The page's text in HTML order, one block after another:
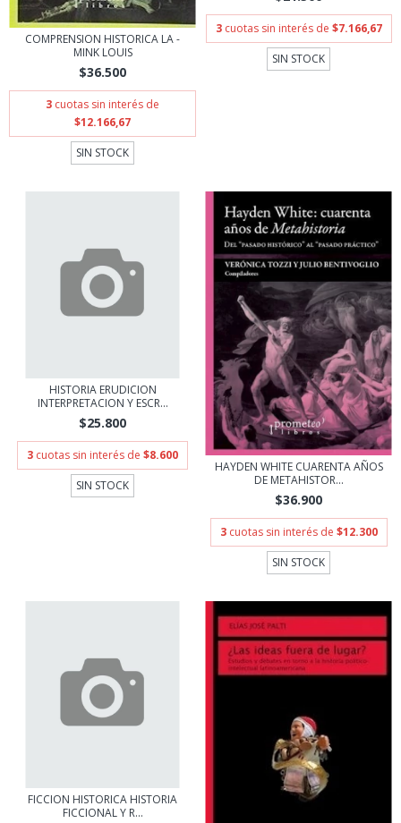
COMPRENSION HISTORICA LA -
MINK LOUIS
$36.500
3 cuotas sin interés de
$12.166,67
SIN STOCK
3 cuotas sin interés de $7.166,67
SIN STOCK
HISTORIA ERUDICION
INTERPRETACION Y ESCR...
$25.800
3 cuotas sin interés de $8.600
SIN STOCK
HAYDEN WHITE CUARENTA AÑOS
DE METAHISTOR...
$36.900
3 cuotas sin interés de $12.300
SIN STOCK
FICCION HISTORICA HISTORIA
FICCIONAL Y R...